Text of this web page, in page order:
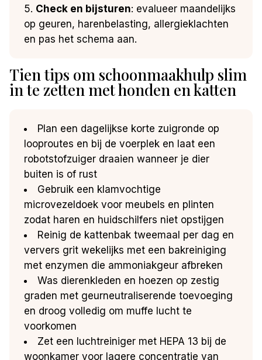
Check en bijsturen: evalueer maandelijks
op geuren, harenbelasting, allergieklachten
en pas het schema aan.
Tien tips om schoonmaakhulp slim
in te zetten met honden en katten
Plan een dagelijkse korte zuigronde op
looproutes en bij de voerplek en laat een
robotstofzuiger draaien wanneer je dier
buiten is of rust
Gebruik een klamvochtige
microvezeldoek voor meubels en plinten
zodat haren en huidschilfers niet opstijgen
Reinig de kattenbak tweemaal per dag en
ververs grit wekelijks met een bakreiniging
met enzymen die ammoniakgeur afbreken
Was dierenkleden en hoezen op zestig
graden met geurneutraliserende toevoeging
en droog volledig om muffe lucht te
voorkomen
Zet een luchtreiniger met HEPA 13 bij de
woonkamer voor lagere concentratie van